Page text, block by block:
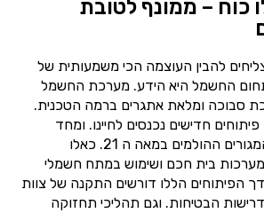
כוח – ממונף לטובת
להבין העוצמה הכי משמעותית של
החשמל היא הידע. מערכת החשמל
סבוכה ומלאת אתגרים ברמה הטכנית.
חדישים נכנסים לחיינו. ומחד
מאפשרים את תנאי המגורים ההולמים במאה ה 21. כאלו
בית חכם ושימוש במתח חשמלי
הפיתוחים הללו דורשים התקנה של צוות
הבטיחות. וגם תהליכי תחזוקה